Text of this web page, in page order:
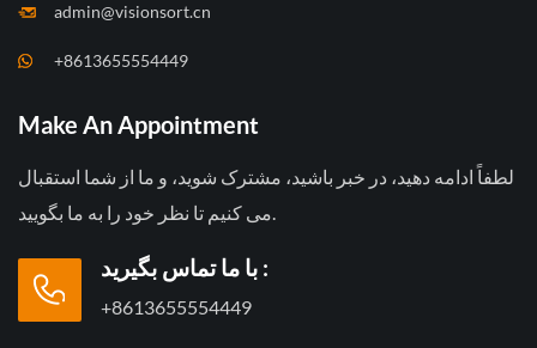
admin@visionsort.cn
+8613655554449
Make An Appointment
لطفاً ادامه دهید، در خبر باشید، مشترک شوید، و ما از شما استقبال
می کنیم تا نظر خود را به ما بگویید.
با ما تماس بگیرید :
+8613655554449